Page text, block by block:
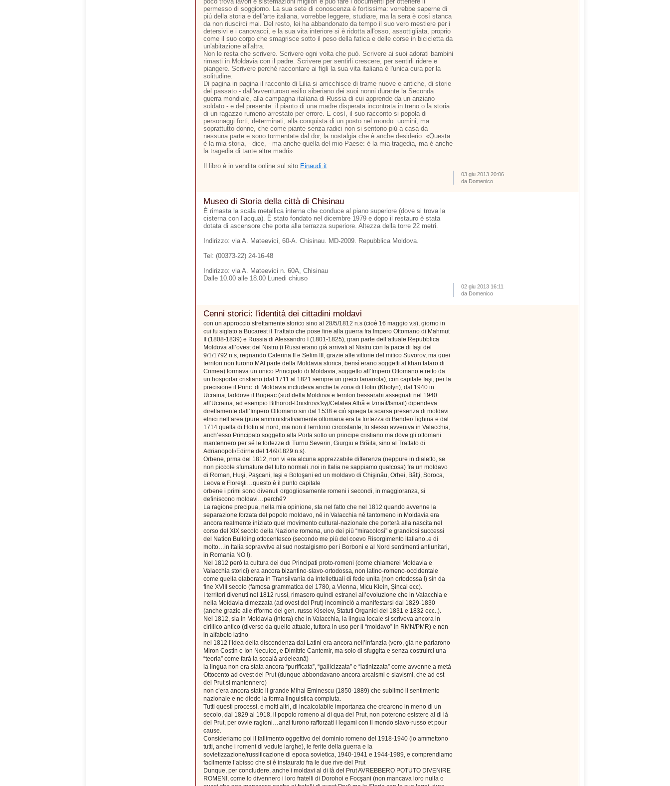
permesso di soggiorno. La sua sete di conoscenza è fortissima: vorrebbe saperne di
piú della storia e dell'arte italiana, vorrebbe leggere, studiare, ma la sera è cosí stanca
da non riuscirci mai. Del resto, lei ha abbandonato da tempo il suo vero mestiere per i
detersivi e i canovacci, e la sua vita interiore si è ridotta all'osso, assottigliata, proprio
come il suo corpo che smagrisce sotto il peso della fatica e delle corse in bicicletta da
un'abitazione all'altra.
Non le resta che scrivere. Scrivere ogni volta che può. Scrivere ai suoi adorati bambini
rimasti in Moldavia con il padre. Scrivere per sentirli crescere, per sentirli ridere e
piangere. Scrivere perché raccontare ai figli la sua vita italiana è l'unica cura per la
solitudine.
Di pagina in pagina il racconto di Lilia si arricchisce di trame nuove e antiche, di storie
del passato - dall'avventuroso esilio siberiano dei suoi nonni durante la Seconda
guerra mondiale, alla campagna italiana di Russia di cui apprende da un anziano
soldato - e del presente: il pianto di una madre disperata incontrata in treno o la storia
di un ragazzo rumeno arrestato per errore. E cosí, il suo racconto si popola di
personaggi forti, determinati, alla conquista di un posto nel mondo: uomini, ma
soprattutto donne, che come piante senza radici non si sentono piú a casa da
nessuna parte e sono tormentate dal dor, la nostalgia che è anche desiderio. «Questa
è la mia storia, - dice, - ma anche quella del mio Paese: è la mia tragedia, ma è anche
la tragedia di tante altre madri».
Il libro è in vendita online sul sito Einaudi.it
03 giu 2013 20:06
da Domenico
Museo di Storia della città di Chisinau
È rimasta la scala metallica interna che conduce al piano superiore (dove si trova la
cisterna con l’acqua). È stato fondato nel dicembre 1979 e dopo il restauro è stata
dotata di ascensore che porta alla terrazza superiore. Altezza della torre 22 metri.
Indirizzo: via A. Mateevici, 60-A. Chisinau. MD-2009. Repubblica Moldova.
Tel: (00373-22) 24-16-48
Indirizzo: via A. Mateevici n. 60A, Chisinau
Dalle 10.00 alle 18.00 Lunedi chiuso
02 giu 2013 16:11
da Domenico
Cenni storici: l'identità dei cittadini moldavi
con un approccio strettamente storico sino al 28/5/1812 n.s (cioè 16 maggio v.s), giorno in
cui fu siglato a Bucarest il Trattato che pose fine alla guerra fra Impero Ottomano di Mahmut
II (1808-1839) e Russia di Alessandro I (1801-1825), gran parte dell’attuale Repubblica
Moldova all’ovest del Nistru (i Russi erano già arrivati al Nistru con la pace di Iaşi del
9/1/1792 n.s, regnando Caterina II e Selim III, grazie alle vittorie del mitico Suvorov, ma quei
territori non furono MAI parte della Moldavia storica, bensì erano soggetti al khan tataro di
Crimea) formava un unico Principato di Moldavia, soggetto all’Impero Ottomano e retto da
un hospodar cristiano (dal 1711 al 1821 sempre un greco fanariota), con capitale Iaşi; per la
precisione il Princ. di Moldavia includeva anche la zona di Hotin (Khotyn), dal 1940 in
Ucraina, laddove il Bugeac (sud della Moldova e territori bessarabi assegnati nel 1940
all’Ucraina, ad esempio Bilhorod-Dnistrovs’kyj/Cetatea Albă e Izmaïl/Ismail) dipendeva
direttamente dall’Impero Ottomano sin dal 1538 e ciò spiega la scarsa presenza di moldavi
etnici nell’area (pure amministrativamente ottomana era la fortezza di Bender/Tighina e dal
1714 quella di Hotin al nord, ma non il territorio circostante; lo stesso avveniva in Valacchia,
anch’esso Principato soggetto alla Porta sotto un principe cristiano ma dove gli ottomani
mantennero per sé le fortezze di Turnu Severin, Giurgiu e Brăila, sino al Trattato di
Adrianopoli/Edirne del 14/9/1829 n.s).
Orbene, prma del 1812, non vi era alcuna apprezzabile differenza (neppure in dialetto, se
non piccole sfumature del tutto normali..noi in Italia ne sappiamo qualcosa) fra un moldavo
di Roman, Huşi, Paşcani, Iaşi e Botoşani ed un moldavo di Chişinău, Orhei, Bălţi, Soroca,
Leova e Floreşti…questo è il punto capitale
orbene i primi sono divenuti orgogliosamente romeni i secondi, in maggioranza, si
definiscono moldavi…perché?
La ragione precipua, nella mia opinione, sta nel fatto che nel 1812 quando avvenne la
separazione forzata del popolo moldavo, né in Valacchia né tantomeno in Moldavia era
ancora realmente iniziato quel movimento cultural-nazionale che porterà alla nascita nel
corso del XIX secolo della Nazione romena, uno dei più “miracolosi” e grandiosi successi
del Nation Building ottocentesco (secondo me più del coevo Risorgimento italiano..e di
molto…in Italia sopravvive al sud nostalgismo per i Borboni e al Nord sentimenti antiunitari,
in Romania NO !).
Nel 1812 però la cultura dei due Principati proto-romeni (come chiamerei Moldavia e
Valacchia storici) era ancora bizantino-slavo-ortodossa, non latino-romeno-occidentale
come quella elaborata in Transilvania da intellettuali di fede unita (non ortodossa !) sin da
fine XVIII secolo (famosa grammatica del 1780, a Vienna, Micu Klein, Şincai ecc).
I territori divenuti nel 1812 russi, rimasero quindi estranei all’evoluzione che in Valacchia e
nella Moldavia dimezzata (ad ovest del Prut) incominciò a manifestarsi dal 1829-1830
(anche grazie alle riforme del gen. russo Kiselev, Statuti Organici del 1831 e 1832 ecc..).
Nel 1812, sia in Moldavia (intera) che in Valacchia, la lingua locale si scriveva ancora in
cirillico antico (diverso da quello attuale, tuttora in uso per il “moldavo” in RMN/PMR) e non
in alfabeto latino
nel 1812 l’idea della discendenza dai Latini era ancora nell’infanzia (vero, già ne parlarono
Miron Costin e Ion Neculce, e Dimitrie Cantemir, ma solo di sfuggita e senza costruirci una
“teoria” come farà la şcoală ardeleană)
la lingua non era stata ancora “purificata”, “gallicizzata” e “latinizzata” come avvenne a metà
Ottocento ad ovest del Prut (dunque abbondavano ancora arcaismi e slavismi, che ad est
del Prut si mantennero)
non c’era ancora stato il grande Mihai Eminescu (1850-1889) che sublimò il sentimento
nazionale e ne diede la forma linguistica compiuta.
Tutti questi processi, e molti altri, di incalcolabile importanza che crearono in meno di un
secolo, dal 1829 al 1918, il popolo romeno al di qua del Prut, non poterono esistere al di là
del Prut, per ovvie ragioni…anzi furono rafforzati i legami con il mondo slavo-russo et pour
cause.
Consideriamo poi il fallimento oggettivo del dominio romeno del 1918-1940 (lo ammettono
tutti, anche i romeni di vedute larghe), le ferite della guerra e la
sovietizzazione/russificazione di epoca sovietica, 1940-1941 e 1944-1989, e comprendiamo
facilmente l’abisso che si è instaurato fra le due rive del Prut
Dunque, per concludere, anche i moldavi al di là del Prut AVREBBERO POTUTO DIVENIRE
ROMENI, come lo divennero i loro fratelli di Dorohoi e Focşani (non mancava loro nulla o